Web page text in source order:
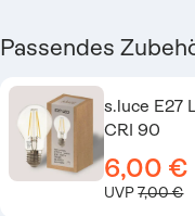
Passendes
s.luce E27
CRI 90
6,00 €
UVP7,00 €